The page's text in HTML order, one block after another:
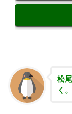
松
く。